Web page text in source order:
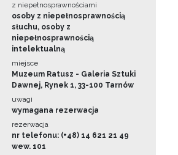
z niepełnosprawnościami
osoby z niepełnosprawnością
słuchu, osoby z
niepełnosprawnością
intelektualną
miejsce
Muzeum Ratusz - Galeria Sztuki
Dawnej, Rynek 1, 33-100 Tarnów
uwagi
wymagana rezerwacja
rezerwacja
nr telefonu: (+48) 14 621 21 49
wew. 101